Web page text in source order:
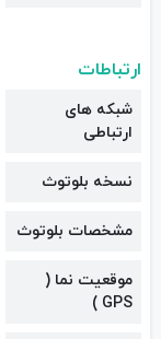
ارتباطات
شبکه های
ارتباطی
نسخه بلوتوث
مشخصات بلوتوث
موقعیت نما (
GPS )